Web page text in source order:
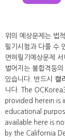
위의 예상문제는 법
필기시험과 다를 수
면허필기예상문제
벌어지는 불합격등
있습니다. 반드시 캘
니다. The
provided herein is
educational
available here is
by the California